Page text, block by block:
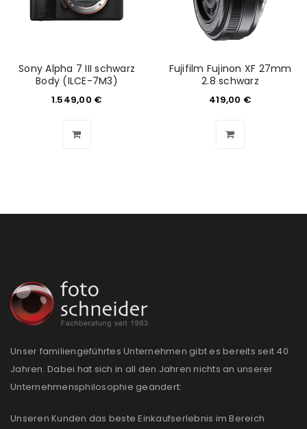
deine E-Mail-Adresse gesendet.
Please select all the ways you would like to hear from
us
Sony Alpha 7 III schwarz
Body (ILCE-7M3)
1.549,00 €
Fujifilm Fujinon XF 27mm
2.8 schwarz
419,00 €
Unser familiengeführtes Unternehmen gibt es bereits seit 40
Jahren. Dabei hat sich in all den Jahren nichts an unserer
Unternehmensphilosophie geändert:
Unseren Kunden das beste Einkaufserlebnis im Bereich